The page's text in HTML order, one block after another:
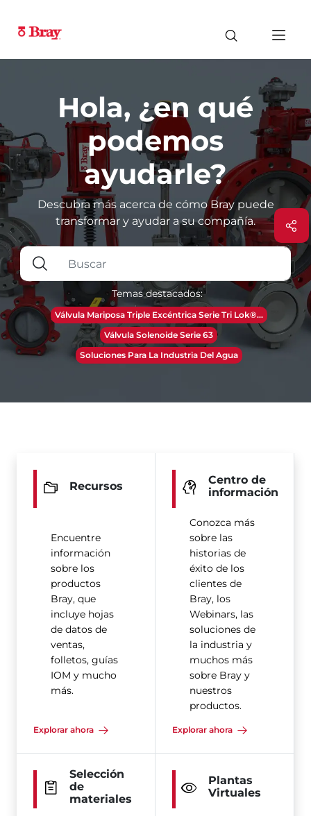
Hola, ¿en qué
podemos
ayudarle?
Descubra más acerca de cómo Bray puede
transformar y ayudar a su compañía.
Temas destacados:
Válvula Mariposa Triple Excéntrica Serie Tri Lok®​​​​​​​...
Válvula Solenoide Serie 63
Soluciones Para La Industria Del Agua
Recursos
Encuentre
información
sobre los
productos
Bray, que
incluye hojas
de datos de
ventas,
folletos, guías
IOM y mucho
más.
Explorar ahora
Centro de
información
Conozca más
sobre las
historias de
éxito de los
clientes de
Bray, los
Webinars, las
soluciones de
la industria y
muchos más
sobre Bray y
nuestros
productos.
Explorar ahora
Selección
de
materiales
Plantas
Virtuales